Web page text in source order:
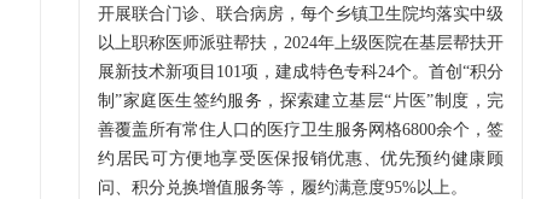
开展联合门诊、联合病房，每个乡镇卫生院均落实中级
以上职称医师派驻帮扶，2024年上级医院在基层帮扶开
展新技术新项目101项，建成特色专科24个。首创“积分
制”家庭医生签约服务，探索建立基层“片医”制度，完
善覆盖所有常住人口的医疗卫生服务网格6800余个，签
约居民可方便地享受医保报销优惠、优先预约健康顾
问、积分兑换增值服务等，履约满意度95%以上。